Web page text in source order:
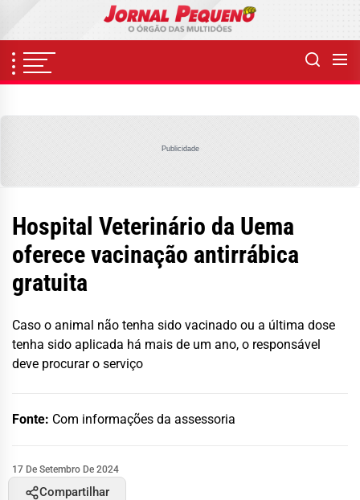
content
Publicidade
Hospital Veterinário da Uema
oferece vacinação antirrábica
gratuita
Caso o animal não tenha sido vacinado ou a última dose
tenha sido aplicada há mais de um ano, o responsável
deve procurar o serviço
Fonte: Com informações da assessoria
17 De Setembro De 2024
Compartilhar